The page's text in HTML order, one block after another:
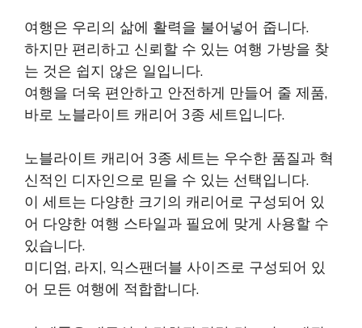
여행은 우리의 삶에 활력을 불어넣어 줍니다.
하지만 편리하고 신뢰할 수 있는 여행 가방을 찾
는 것은 쉽지 않은 일입니다.
여행을 더욱 편안하고 안전하게 만들어 줄 제품,
바로 노블라이트 캐리어 3종 세트입니다.
노블라이트 캐리어 3종 세트는 우수한 품질과 혁
신적인 디자인으로 믿을 수 있는 선택입니다.
이 세트는 다양한 크기의 캐리어로 구성되어 있
어 다양한 여행 스타일과 필요에 맞게 사용할 수
있습니다.
미디엄, 라지, 익스팬더블 사이즈로 구성되어 있
어 모든 여행에 적합합니다.